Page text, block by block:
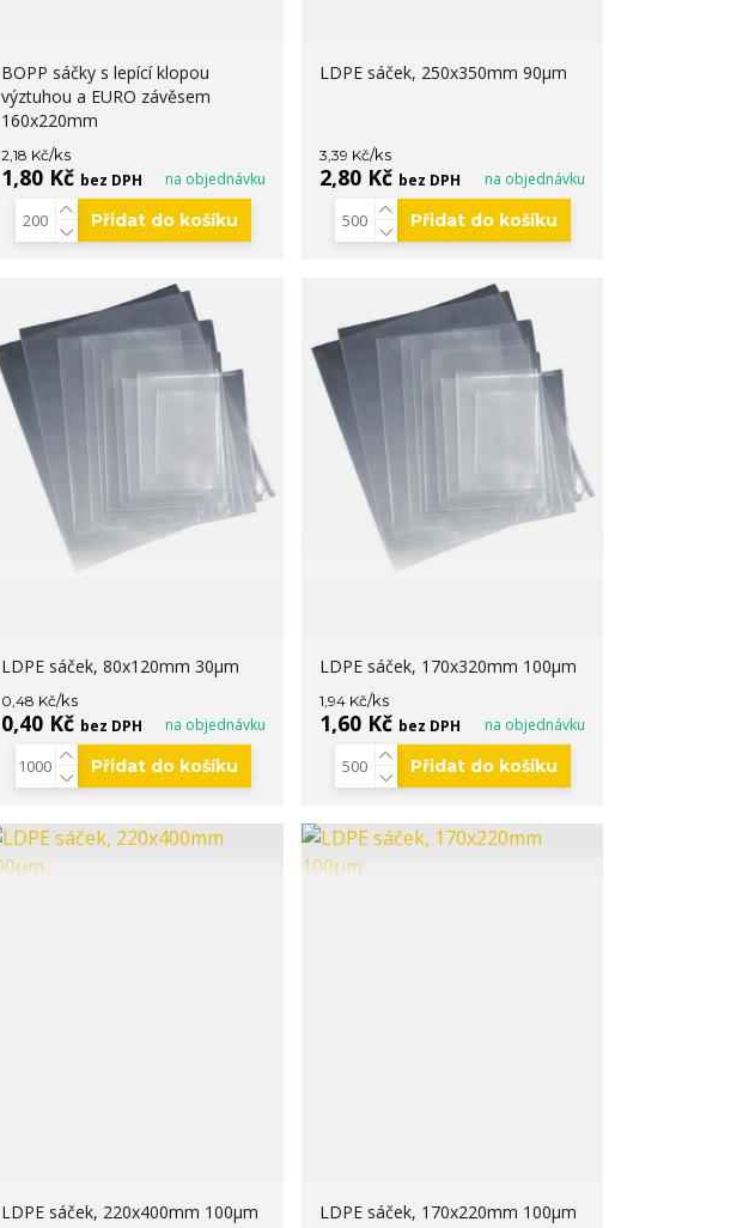
BOPP sáčky s lepící klopou
výztuhou a EURO závěsem
160x220mm
2,18 Kč/ks
1,80 Kč bez DPH na objednávku
Přidat do košíku
LDPE sáček, 250x350mm 90µm
3,39 Kč/ks
2,80 Kč bez DPH na objednávku
Přidat do košíku
LDPE sáček, 80x120mm 30µm
0,48 Kč/ks
0,40 Kč bez DPH na objednávku
Přidat do košíku
LDPE sáček, 170x320mm 100µm
1,94 Kč/ks
1,60 Kč bez DPH na objednávku
Přidat do košíku
LDPE sáček, 220x400mm 100µm LDPE sáček, 170x220mm 100µm